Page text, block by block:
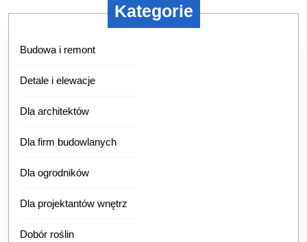
Kategorie
Budowa i remont
Detale i elewacje
Dla architektów
Dla firm budowlanych
Dla ogrodników
Dla projektantów wnętrz
Dobór roślin